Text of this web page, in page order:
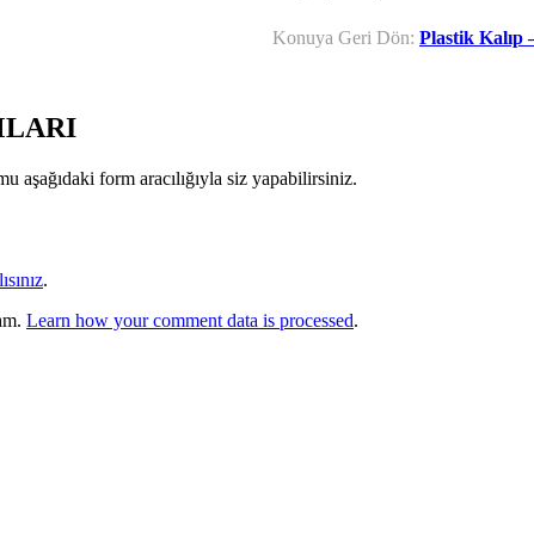
Konuya Geri Dön: Plastik Kalıp
aşağıdaki form aracılığıyla siz yapabilirsiniz.
.
Learn how your comment data is processed.